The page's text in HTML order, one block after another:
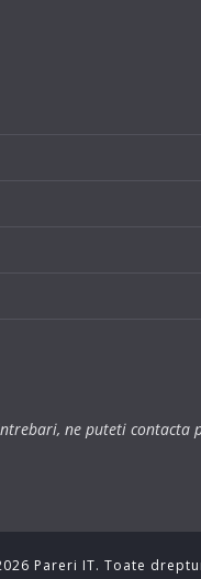
ne puteti contacta
Pareri IT. Toate